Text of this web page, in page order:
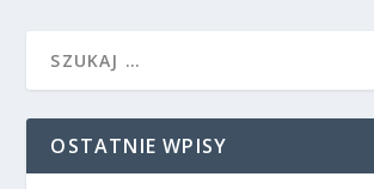
OSTATNIE WPISY